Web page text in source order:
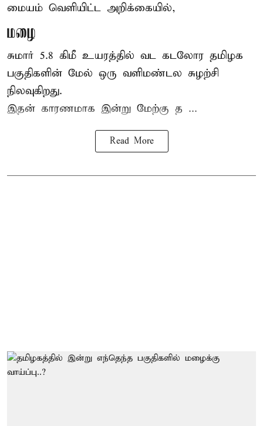
மையம் வெளியிட்ட அறிக்கையில்,
மழை
சுமார் 5.8 கிமீ உயரத்தில் வட கடலோர தமிழக
பகுதிகளின் மேல் ஒரு வளிமண்டல சுழற்சி
நிலவுகிறது.
இதன் காரணமாக இன்று மேற்கு த ...
Read More